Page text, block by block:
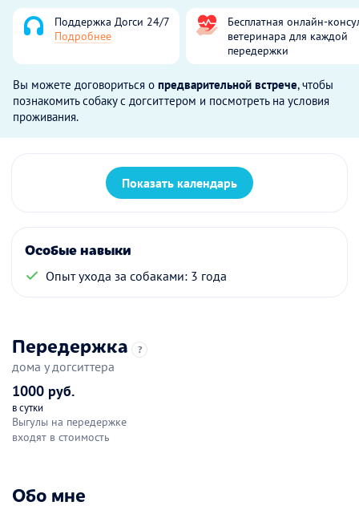
Поддержка Догси 24/7
Подробнее
Бесплатная онлайн-
ветеринара для каждой
передержки
Вы можете договориться о предварительной встрече, чтобы
познакомить собаку с догситтером и посмотреть на условия
проживания.
Показать календарь
Особые навыки
Опыт ухода за собаками: 3 года
Передержка ?
дома у догситтера
1000 руб.
в сутки
Выгулы на передержке
входят в стоимость
Обо мне